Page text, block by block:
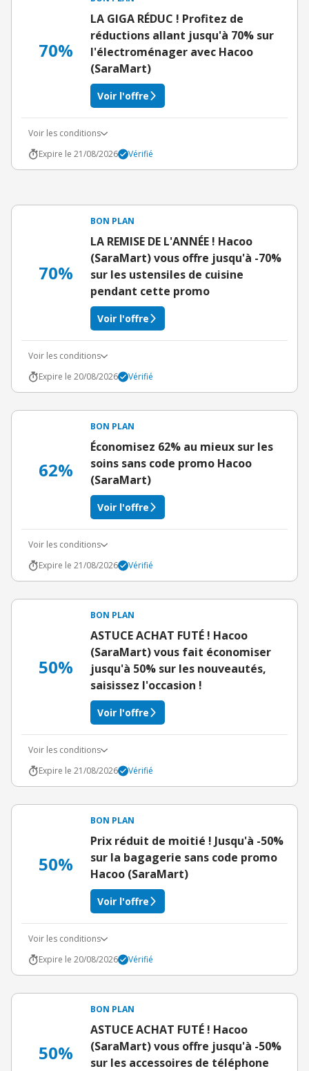
70%
LA GIGA RÉDUC ! Profitez de
réductions allant jusqu'à 70% sur
l'électroménager avec Hacoo
(SaraMart)
Voir l'offre
Voir les conditions
Expire le 21/08/2026
Vérifié
70%
BON PLAN
LA REMISE DE L'ANNÉE ! Hacoo
(SaraMart) vous offre jusqu'à -70%
sur les ustensiles de cuisine
pendant cette promo
Voir l'offre
Voir les conditions
Expire le 20/08/2026
Vérifié
62%
BON PLAN
Économisez 62% au mieux sur les
soins sans code promo Hacoo
(SaraMart)
Voir l'offre
Voir les conditions
Expire le 21/08/2026
Vérifié
50%
BON PLAN
ASTUCE ACHAT FUTÉ ! Hacoo
(SaraMart) vous fait économiser
jusqu'à 50% sur les nouveautés,
saisissez l'occasion !
Voir l'offre
Voir les conditions
Expire le 21/08/2026
Vérifié
50%
BON PLAN
Prix réduit de moitié ! Jusqu'à -50%
sur la bagagerie sans code promo
Hacoo (SaraMart)
Voir l'offre
Voir les conditions
Expire le 20/08/2026
Vérifié
50%
BON PLAN
ASTUCE ACHAT FUTÉ ! Hacoo
(SaraMart) vous offre jusqu'à -50%
sur les accessoires de téléphone